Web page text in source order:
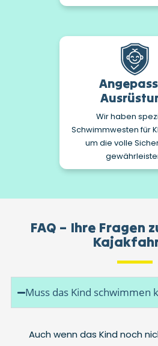
Wir haben
Schwimmwesten für
um die volle
FAQ – Ihre Fragen
Muss das Kind schwimmen
Auch wenn das Kind noch